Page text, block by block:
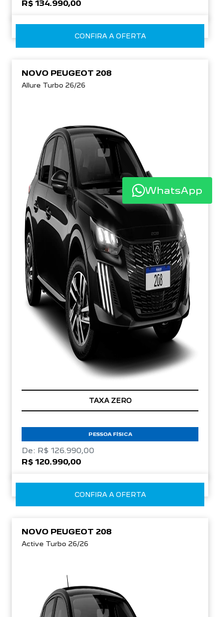
R$ 134.990,00
CONFIRA A OFERTA
NOVO PEUGEOT 208
Allure Turbo 26/26
TAXA ZERO
PESSOA FÍSICA
De: R$ 126.990,00
R$ 120.990,00
CONFIRA A OFERTA
NOVO PEUGEOT 208
Active Turbo 26/26
WhatsApp